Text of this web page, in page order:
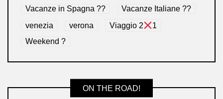
Vacanze in Spagna ??
Vacanze Italiane ??
venezia verona Viaggio 2
1
Weekend ?
ON THE ROAD!